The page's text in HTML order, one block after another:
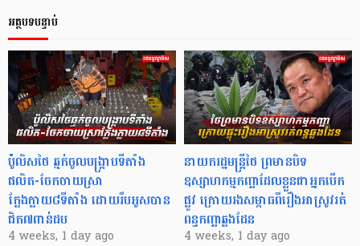
អត្ថបទបន្ទាប់
ប៉ូលិសថៃ ឆ្មក់ចូលបង្ក្រាបទីតាំង
ផលិត-ចែកចាយស្រា
ក្លែងក្លាយ៨ទីតាំង ដោយរឹបអូសបាន
ជិត៧ពាន់ដប
4 weeks, 1 day ago
នាយករដ្ឋមន្ត្រីថៃ ព្រមានបិទ
ឧស្សាហកម្មកញ្ឆាដែលខ្លួនជាអ្នកបើក
ផ្លូវ ក្រោយរងសម្ពាធពីរឿងអាស្រូវរត់
ពន្ធកញ្ឆាឆ្លងដែន
4 weeks, 1 day ago